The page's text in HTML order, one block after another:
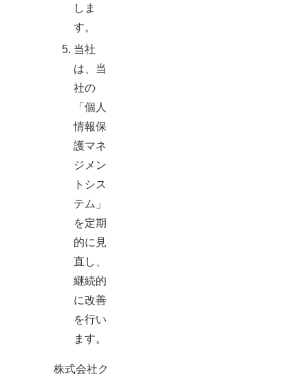
しま
す。
当社
は、当
社の
「個人
情報保
護マネ
ジメン
トシス
テム」
を定期
的に見
直し、
継続的
に改善
を行い
ます。
株式会社ク